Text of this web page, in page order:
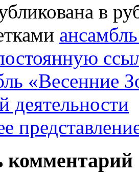
в
«Весенние
деятельности
комментарий